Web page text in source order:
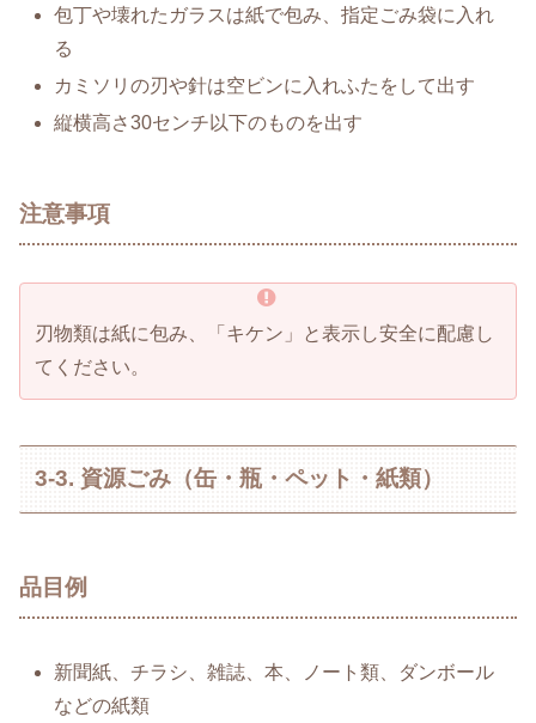
包丁や壊れたガラスは紙で包み、指定ごみ袋に入れ
る
カミソリの刃や針は空ビンに入れふたをして出す
縦横高さ30センチ以下のものを出す
注意事項
刃物類は紙に包み、「キケン」と表示し安全に配慮し
てください。
3-3. 資源ごみ（缶・瓶・ペット・紙類）
品目例
新聞紙、チラシ、雑誌、本、ノート類、ダンボール
などの紙類